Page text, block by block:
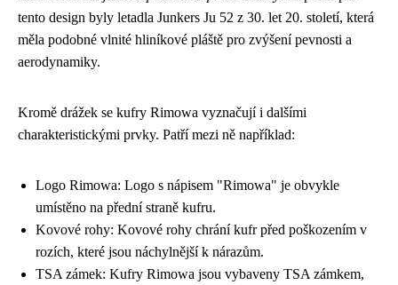
tento design byly letadla Junkers Ju 52 z 30. let 20. století, která
měla podobné vlnité hliníkové pláště pro zvýšení pevnosti a
aerodynamiky.
Kromě drážek se kufry Rimowa vyznačují i dalšími
charakteristickými prvky. Patří mezi ně například:
Logo Rimowa: Logo s nápisem "Rimowa" je obvykle
umístěno na přední straně kufru.
Kovové rohy: Kovové rohy chrání kufr před poškozením v
rozích, které jsou náchylnější k nárazům.
TSA zámek: Kufry Rimowa jsou vybaveny TSA zámkem,